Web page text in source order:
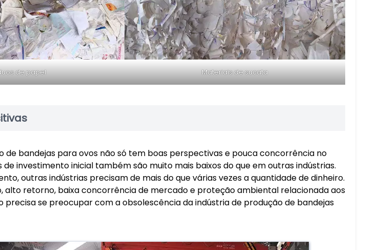
de papel Materiais de sucata
de bandejas para ovos não só tem boas perspectivas e pouca concorrência no
de investimento inicial também são muito mais baixos do que em outras indústrias.
outras indústrias precisam de mais do que várias vezes a quantidade de dinheiro.
alto retorno, baixa concorrência de mercado e proteção ambiental relacionada aos
precisa se preocupar com a obsolescência da indústria de produção de bandejas